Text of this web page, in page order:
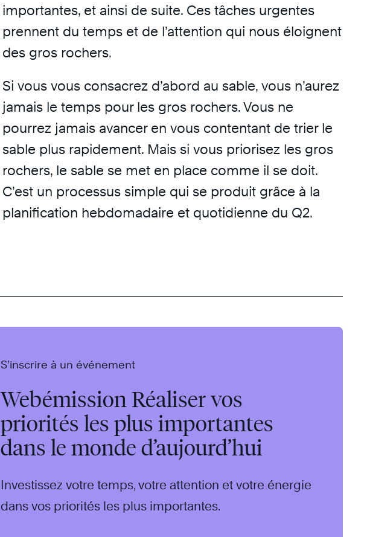
importantes, et ainsi de suite. Ces tâches urgentes
prennent du temps et de l’attention qui nous éloignent
des gros rochers.
Si vous vous consacrez d’abord au sable, vous n’aurez
jamais le temps pour les gros rochers. Vous ne
pourrez jamais avancer en vous contentant de trier le
sable plus rapidement. Mais si vous priorisez les gros
rochers, le sable se met en place comme il se doit.
C’est un processus simple qui se produit grâce à la
planification hebdomadaire et quotidienne du Q2.
S’inscrire à un événement
Webémission Réaliser vos
priorités les plus importantes
dans le monde d’aujourd’hui
Investissez votre temps, votre attention et votre énergie
dans vos priorités les plus importantes.